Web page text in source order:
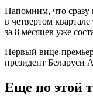
Напомним, что сразу
в четвертом
за 8 месяцев уже
Первый вице-
президент Беларуси
Еще по этой